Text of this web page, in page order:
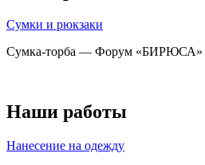
Сумки и рюкзаки
Сумка-торба — Форум «БИРЮСА»
Наши работы
Нанесение на одежду